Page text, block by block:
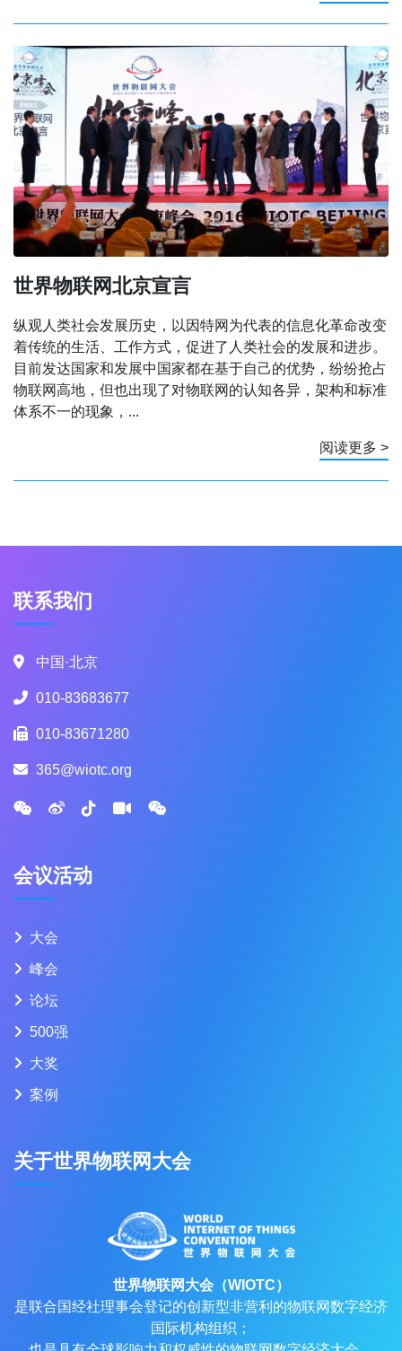
世界物联网北京宣言
纵观人类社会发展历史，以因特网为代表的信息化革命改变
着传统的生活、工作方式，促进了人类社会的发展和进步。
目前发达国家和发展中国家都在基于自己的优势，纷纷抢占
物联网高地，但也出现了对物联网的认知各异，架构和标准
体系不一的现象，...
阅读更多 >
联系我们
中国·北京
010-83683677
010-83671280
365@wiotc.org
会议活动
大会
峰会
论坛
500强
大奖
案例
关于世界物联网大会
世界物联网大会（WIOTC）
是联合国经社理事会登记的创新型非营利的物联网数字经济
国际机构组织；